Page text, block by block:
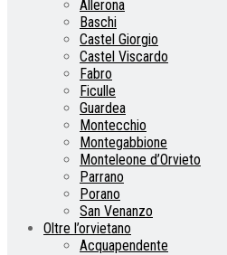
Allerona
Baschi
Castel Giorgio
Castel Viscardo
Fabro
Ficulle
Guardea
Montecchio
Montegabbione
Monteleone d’Orvieto
Parrano
Porano
San Venanzo
Oltre l’orvietano
Acquapendente